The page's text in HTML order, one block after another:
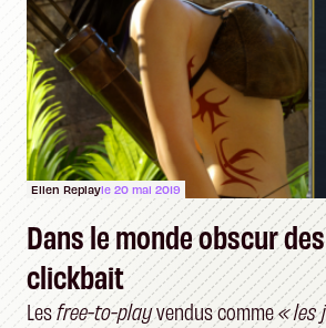
Ellen Replayle 20 mai 2019
Dans le monde obscur
clickbait
Lesfree-to-playvendus comme« les